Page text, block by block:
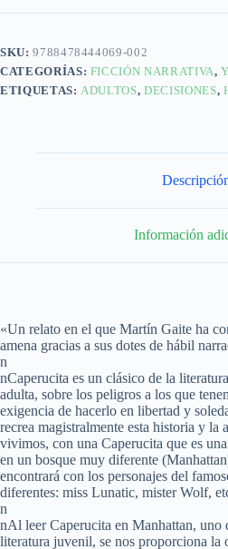
SKU:9788478444069-002
CATEGORÍAS: FICCIÓN NARRATIVA,
ETIQUETAS:ADULTOS,DECISIONES,
Información
«Un relato en el que Martín Gaite ha
amena gracias a sus dotes de hábil
n
nCaperucita es un clásico de la
adulta, sobre los peligros a los que
exigencia de hacerlo en libertad y
recrea magistralmente esta historia y la
vivimos, con una Caperucita que es
en un bosque muy diferente
encontrará con los personajes del
diferentes: miss Lunatic, mister Wolf,
n
nAl leer Caperucita en Manhattan, uno
literatura juvenil, se nos proporciona la